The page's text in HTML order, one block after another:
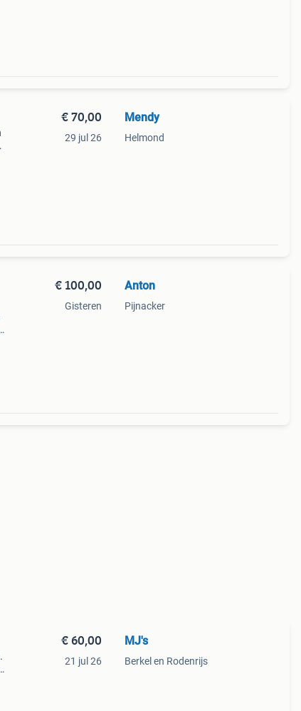
€ 70,00
29 jul 26
Mendy
Helmond
€ 100,00
Gisteren
Anton
Pijnacker
€ 60,00
21 jul 26
MJ's
Berkel en Rodenrijs